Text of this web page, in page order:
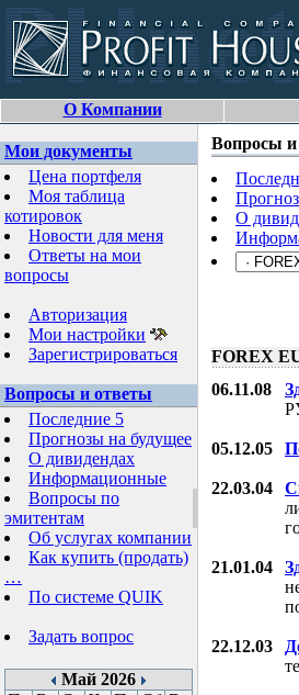
О Компании
Мои документы
Цена портфеля
Моя таблица
котировок
Новости для меня
Ответы на мои
вопросы
Авторизация
Мои настройки
Зарегистрироваться
Вопросы и ответы
Последние 5
Прогнозы на будущее
О дивидендах
Информационные
Вопросы по
эмитентам
Об услугах компании
Как купить (продать)
…
По системе QUIK
Задать вопрос
Май 2026
Вопросы и
О
FOREX
06.11.08
05.12.05
22.03.04
21.01.04
22.12.03